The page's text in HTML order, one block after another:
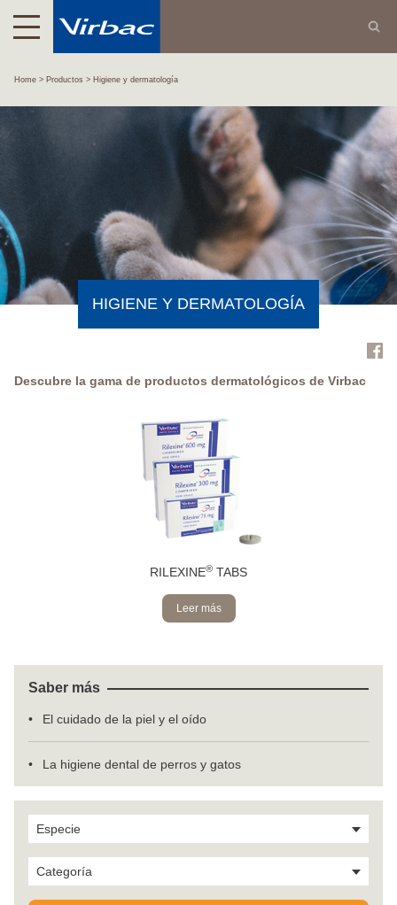
Home Productos Higiene y dermatología
HIGIENE Y DERMATOLOGÍA
Descubre la gama de productos dermatológicos de Virbac
RILEXINE® TABS
Leer más
Saber más
El cuidado de la piel y el oído
La higiene dental de perros y gatos
Especie
Categoría